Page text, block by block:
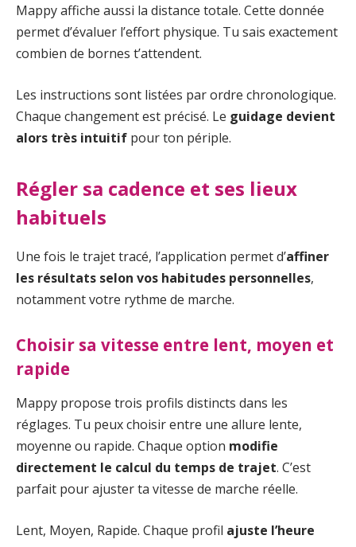
Mappy affiche aussi la distance totale. Cette donnée
permet d’évaluer l’effort physique. Tu sais exactement
combien de bornes t’attendent.
Les instructions sont listées par ordre chronologique.
Chaque changement est précisé. Le guidage devient
alors très intuitif pour ton périple.
Régler sa cadence et ses lieux
habituels
Une fois le trajet tracé, l’application permet d’affiner
les résultats selon vos habitudes personnelles,
notamment votre rythme de marche.
Choisir sa vitesse entre lent, moyen et
rapide
Mappy propose trois profils distincts dans les
réglages. Tu peux choisir entre une allure lente,
moyenne ou rapide. Chaque option modifie
directement le calcul du temps de trajet. C’est
parfait pour ajuster ta vitesse de marche réelle.
Lent, Moyen, Rapide. Chaque profil ajuste l’heure